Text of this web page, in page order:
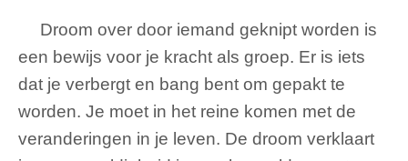
Droom over door iemand geknipt worden is
een bewijs voor je kracht als groep. Er is iets
dat je verbergt en bang bent om gepakt te
worden. Je moet in het reine komen met de
veranderingen in je leven. De droom verklaart